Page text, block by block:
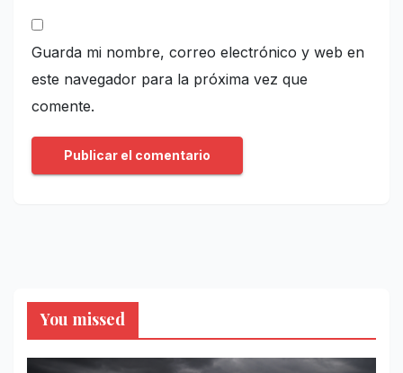
Guarda mi nombre, correo electrónico y web en
este navegador para la próxima vez que
comente.
You missed